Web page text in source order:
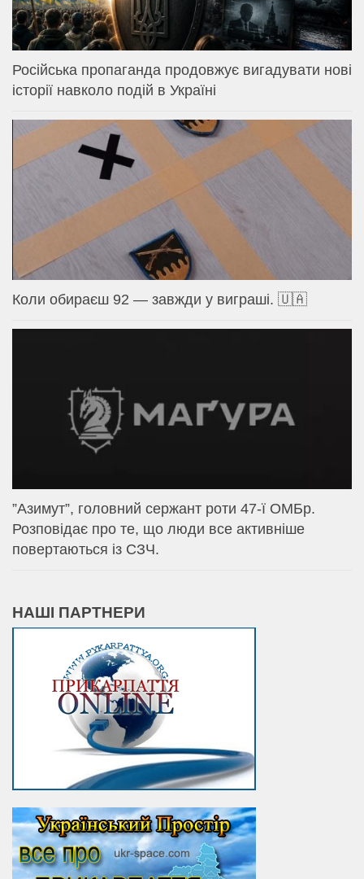
Російська пропаганда продовжує вигадувати нові
історії навколо подій в Україні
Коли обираєш 92 — завжди у виграші. 🇺🇦
⁨”Азимут”, головний сержант роти 47-ї ОМБр.
Розповідає про те, що люди все активніше
повертаються із СЗЧ.
НАШІ ПАРТНЕРИ